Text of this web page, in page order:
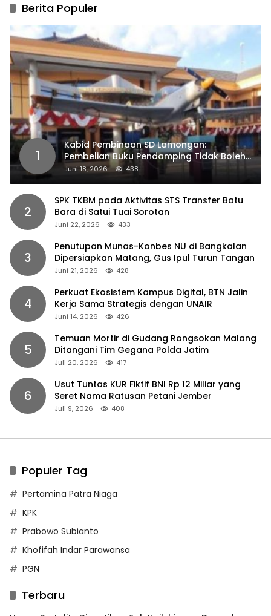
Berita Populer
1
Kabid Pembinaan SD Lamongan:
Pembelian Buku Pendamping Tidak Boleh
Dipaksakan
Juni 18, 2026 438
2
SPK TKBM pada Aktivitas STS Transfer Batu
Bara di Satui Tuai Sorotan
Juni 22, 2026 433
3
Penutupan Munas-Konbes NU di Bangkalan
Dipersiapkan Matang, Gus Ipul Turun Tangan
Juni 21, 2026 428
4
Perkuat Ekosistem Kampus Digital, BTN Jalin
Kerja Sama Strategis dengan UNAIR
Juni 14, 2026 426
5
Temuan Mortir di Gudang Rongsokan Malang
Ditangani Tim Gegana Polda Jatim
Juli 20, 2026 417
6
Usut Tuntas KUR Fiktif BNI Rp 12 Miliar yang
Seret Nama Ratusan Petani Jember
Juli 9, 2026 408
Populer Tag
Pertamina Patra Niaga
KPK
Prabowo Subianto
Khofifah Indar Parawansa
PGN
Terbaru